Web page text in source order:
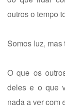
outros o tempo
Somos luz, mas
O que os
deles e o que
nada a ver com